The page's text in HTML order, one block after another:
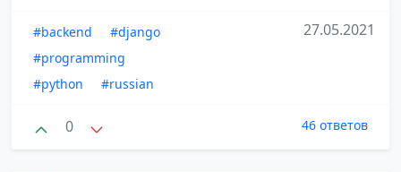
#backend
#django
#programming
#python
#russian
27.05.2021
0 46 ответов